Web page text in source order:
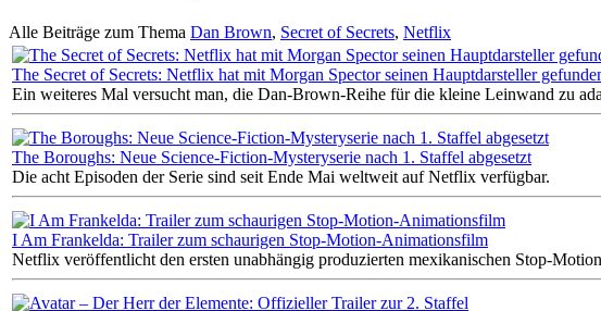
Alle Beiträge zum Thema Dan Brown, Secret of Secrets, Netflix
The Secret of Secrets: Netflix hat mit Morgan Spector seinen Hauptdarsteller
Ein weiteres Mal versucht man, die Dan-Brown-Reihe für die kleine Leinwand zu
The Boroughs: Neue Science-Fiction-Mysteryserie nach 1. Staffel abgesetzt
Die acht Episoden der Serie sind seit Ende Mai weltweit auf Netflix verfügbar.
I Am Frankelda: Trailer zum schaurigen Stop-Motion-Animationsfilm
Netflix veröffentlicht den ersten unabhängig produzierten mexikanischen Stop-